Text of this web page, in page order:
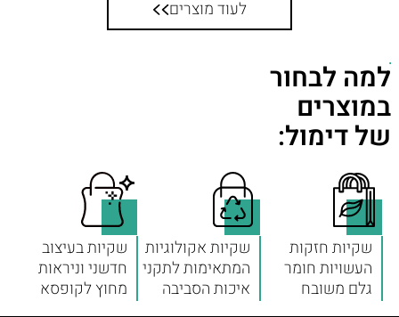
לעוד מוצרים
למה לבחור
במוצרים
של דימול:
שקיות חזקות
העשויות חומר
גלם משובח
שקיות אקולוגיות
המתאימות לתקני
איכות הסביבה
שקיות בעיצוב
חדשני וניראות
מחוץ לקופסא